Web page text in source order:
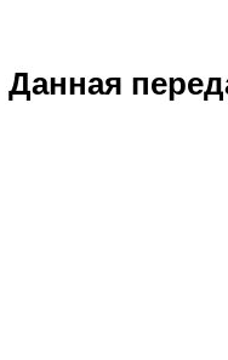
Данная